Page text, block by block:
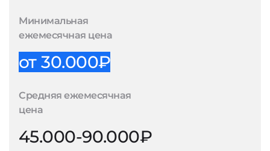
Минимальная
ежемесячная цена
от 30.000₽
Средняя ежемесячная
цена
45.000-90.000₽